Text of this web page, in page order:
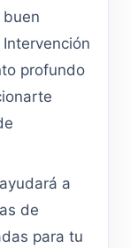
buen
profundo
a
de
para tu